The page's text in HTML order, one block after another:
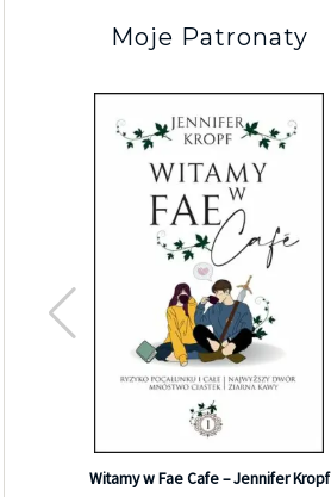
Moje Patronaty
Witamy w Fae Cafe – Jennifer Kropf